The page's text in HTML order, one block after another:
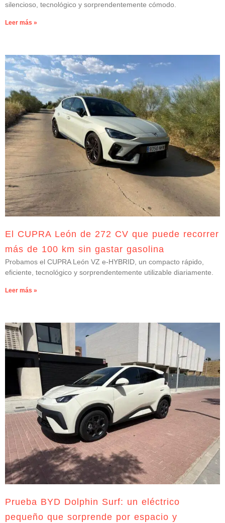
silencioso, tecnológico y sorprendentemente cómodo.
Leer más »
El CUPRA León de 272 CV que puede recorrer
más de 100 km sin gastar gasolina
Probamos el CUPRA León VZ e-HYBRID, un compacto rápido,
eficiente, tecnológico y sorprendentemente utilizable diariamente.
Leer más »
Prueba BYD Dolphin Surf: un eléctrico
pequeño que sorprende por espacio y